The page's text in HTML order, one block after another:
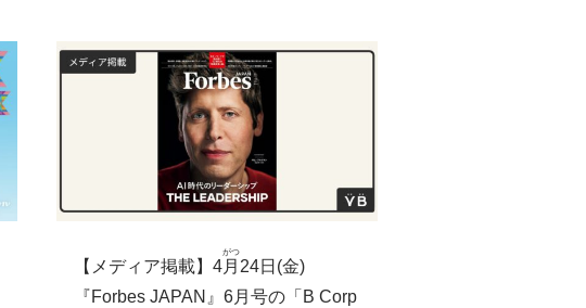
【メディア掲載】4月
がつ
24日(金)
『Forbes JAPAN』6月号の「B Corp